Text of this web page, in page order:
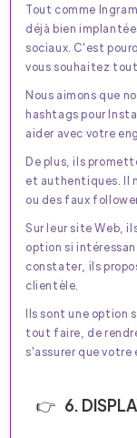
Tout comme
déjà bien
sociaux. C'est
vous souhaitez
Nous aimons que
hashtags pour
aider avec votre
De plus, ils
et authentiques. Il
ou des faux
Sur leur site Web,
option si
constater, ils
clientèle.
Ils sont une option
tout faire, de
s'assurer que
6.